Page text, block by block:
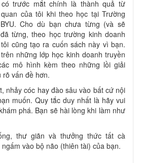
trước mắt chính là thành quả từ
của tôi khi theo học tại Trường
Cho dù bạn chưa từng (và sẽ
từng, theo học trường kinh doanh
cũng tạo ra cuốn sách này vì bạn.
những lớp học kinh doanh truyền
mô hình kèm theo những lồi giải
rõ vấn đề hơn.
nhảy cóc hay đào sâu vào bất cứ nội
muốn. Quy tắc duy nhất là hãy vui
phá. Bạn sẽ hài lòng khi làm như
thư giãn và thưởng thức tất cà
vào bộ não (thiên tài) của bạn.